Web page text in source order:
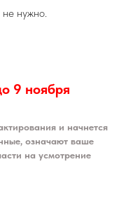
нужно.
9 ноября
и начнется
означают ваше
на усмотрение